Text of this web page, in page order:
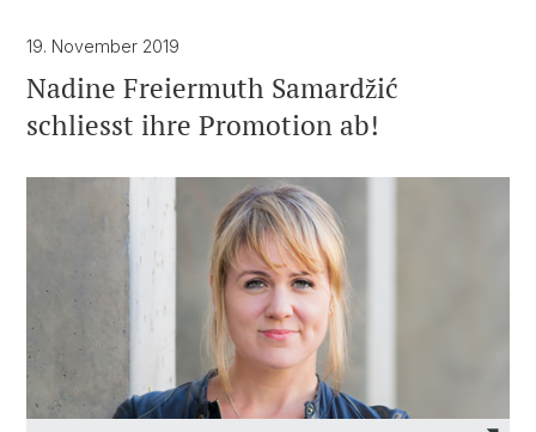
19. November 2019
Nadine Freiermuth Samardžić
schliesst ihre Promotion ab!